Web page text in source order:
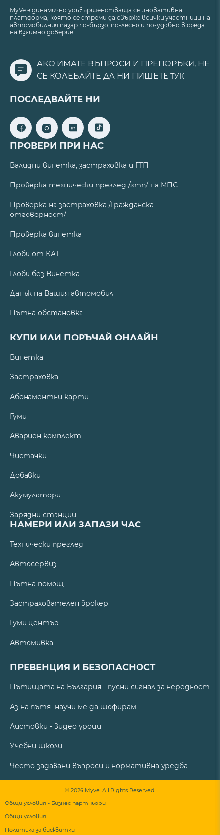
MyVe е динамично усъвършенстваща се иновативна
платформа, която се стреми да свърже всички участници на
автомобилния пазар по-бързо, по-лесно и по-удобно в среда
на взаимно доверие.
АКО ИМАТЕ ВЪПРОСИ И ПРЕПОРЪКИ, НЕ
СЕ КОЛЕБАЙТЕ ДА НИ ПИШЕТЕ ТУК
ПОСЛЕДВАЙТЕ НИ
ПРОВЕРИ ПРИ НАС
Валидни винетка, застраховка и ГТП
Проверка технически преглед /гтп/ на МПС
Проверка на застраховка /Гражданска
отговорност/
Проверка винетка
Глоби от КАТ
Глоби без Винетка
Данък на Вашия автомобил
Пътна обстановка
КУПИ ИЛИ ПОРЪЧАЙ ОНЛАЙН
Винетка
Застраховка
Абонаментни карти
Гуми
Авариен комплект
Чистачки
Добавки
Акумулатори
Зарядни станции
НАМЕРИ ИЛИ ЗАПАЗИ ЧАС
Технически преглед
Автосервиз
Пътна помощ
Застрахователен брокер
Гуми център
Автомивка
ПРЕВЕНЦИЯ И БЕЗОПАСНОСТ
Пътищата на България - пусни сигнал за нередност
Аз на пътя- научи ме да шофирам
Листовки - видео уроци
Учебни школи
Често задавани въпроси и нормативна уредба
© 2026 Myve. All Rights Reserved.
Общи условия - Бизнес партньори
Общи условия
Политика за бисквитки